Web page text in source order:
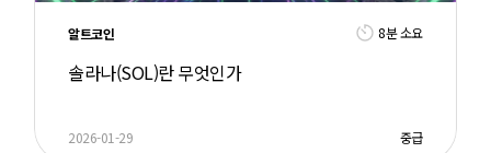
알트코인 8분 소요
솔라나(SOL)란 무엇인가
2026-01-29 중급